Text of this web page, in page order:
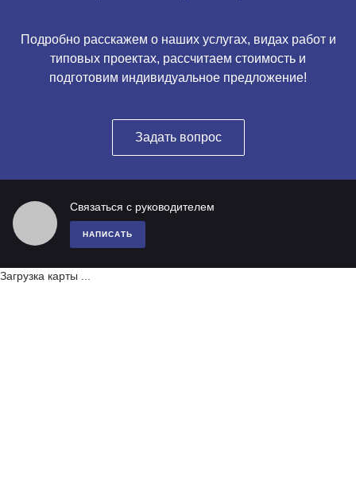
Подробно расскажем о наших услугах, видах работ и
типовых проектах, рассчитаем стоимость и
подготовим индивидуальное предложение!
Задать вопрос
Связаться с руководителем
НАПИСАТЬ
Загрузка карты ...